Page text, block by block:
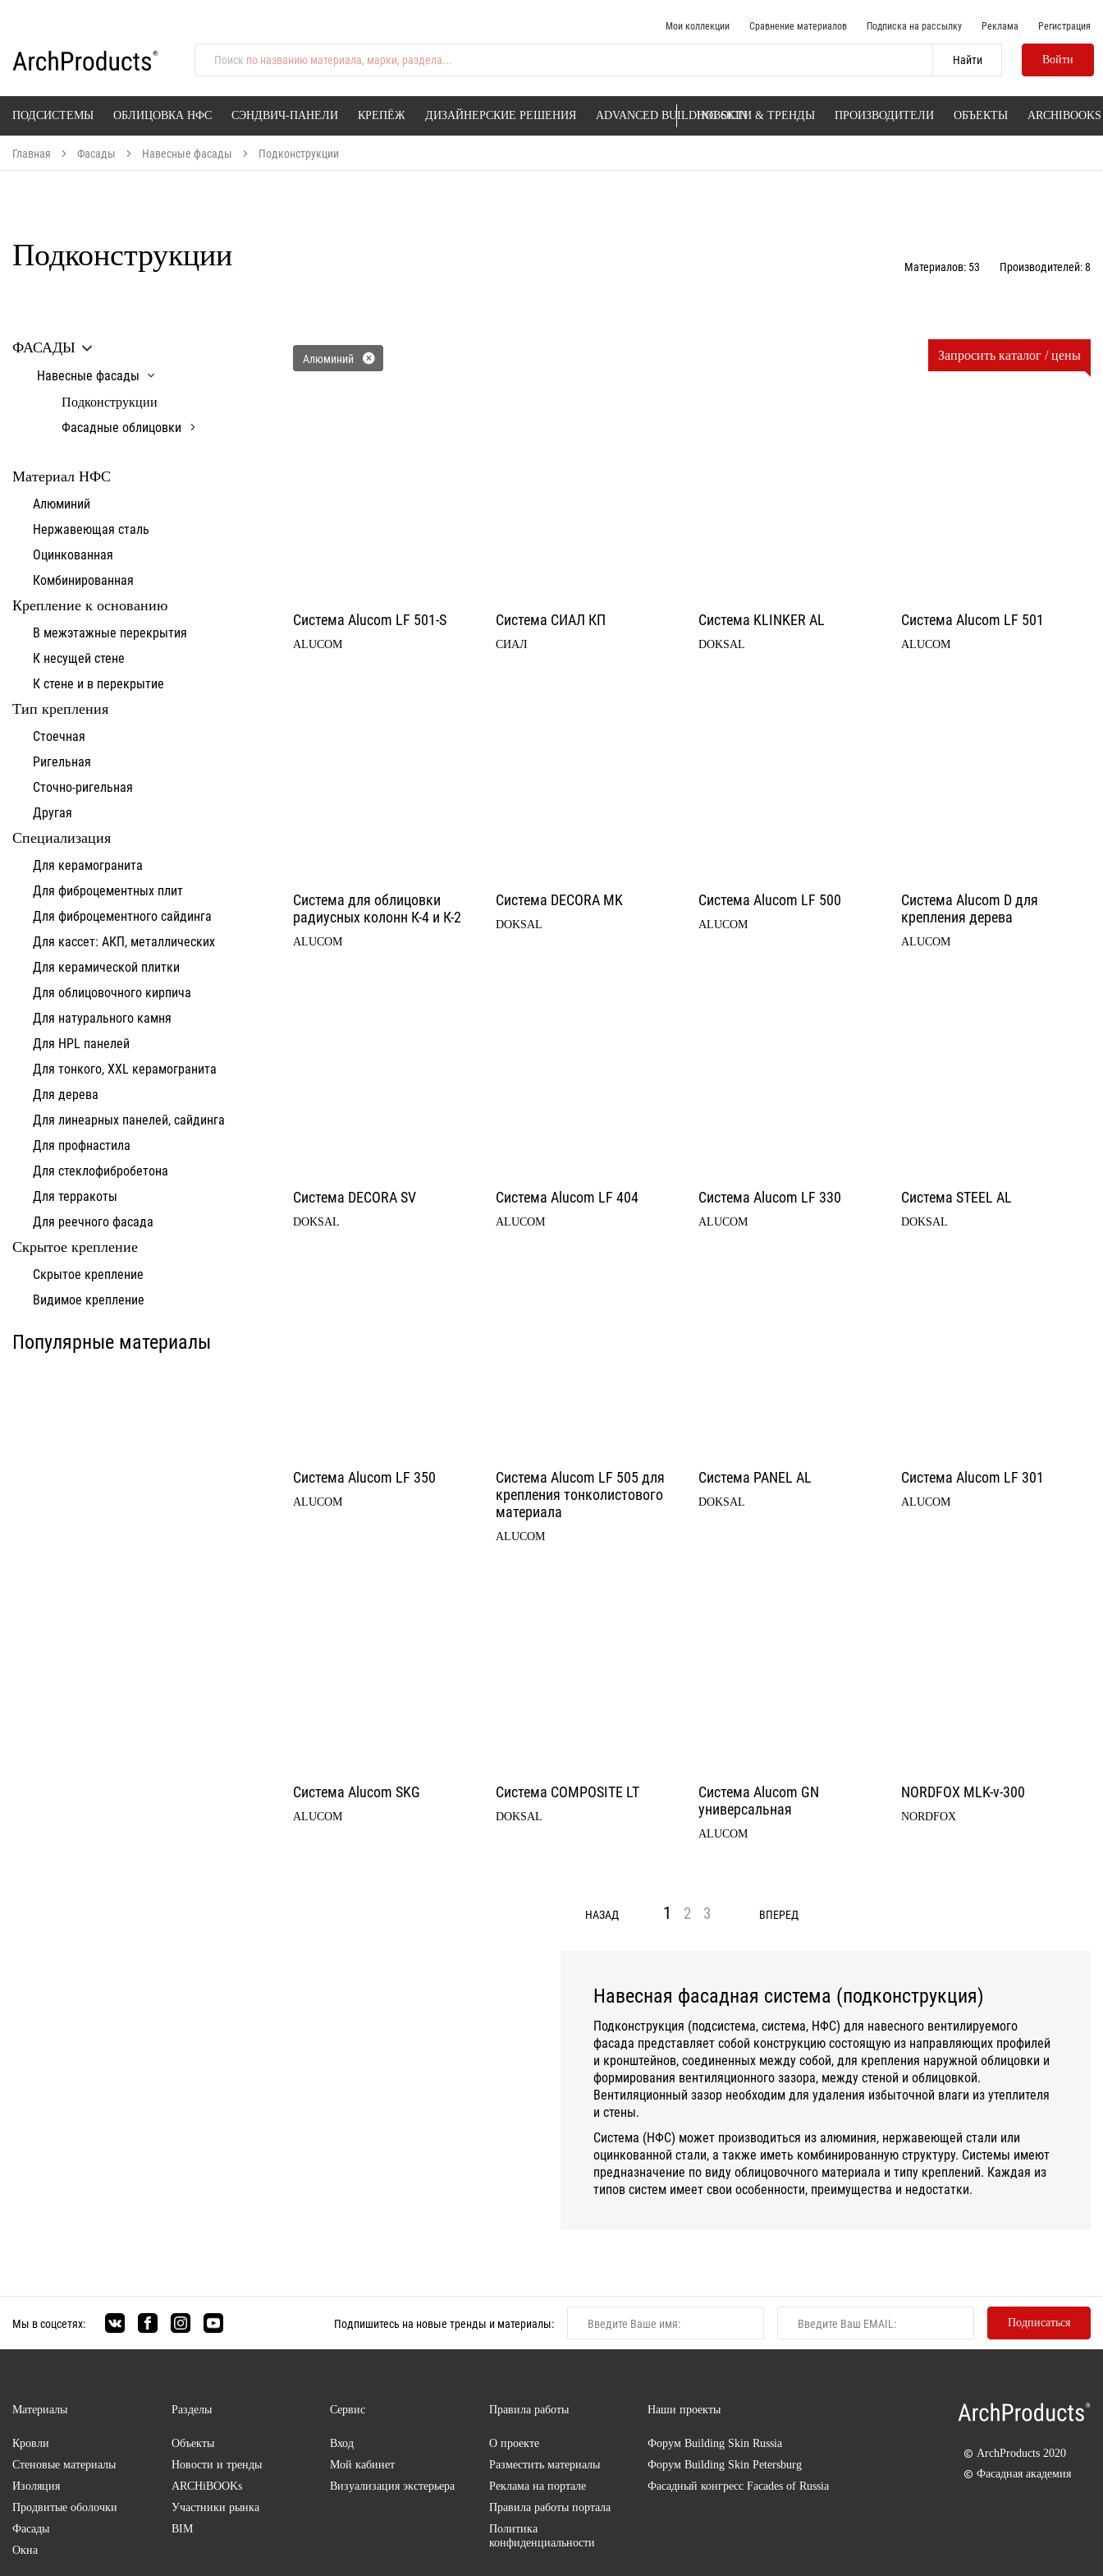
Мои коллекции Сравнение материалов Подписка на рассылку Реклама Регистрация
Поиск по названию материала, марки, раздела... Войти
ПОДСИСТЕМЫ ОБЛИЦОВКА НФС СЭНДВИЧ-ПАНЕЛИ КРЕПЁЖ ДИЗАЙНЕРСКИЕ РЕШЕНИЯ ADVANCED BUILDING SKINНОВОСТИ & ТРЕНДЫ ПРОИЗВОДИТЕЛИ ОБЪЕКТЫ ARCHIBOOKS
Главная Фасады Навесные фасады Подконструкции
Подконструкции Материалов: 53 Производителей: 8
ФАСАДЫ
Навесные фасады
Подконструкции
Фасадные облицовки
Материал НФС
Алюминий
Нержавеющая сталь
Оцинкованная
Комбинированная
Крепление к основанию
В межэтажные перекрытия
К несущей стене
К стене и в перекрытие
Тип крепления
Стоечная
Ригельная
Сточно-ригельная
Другая
Специализация
Для керамогранита
Для фиброцементных плит
Для фиброцементного сайдинга
Для кассет: АКП, металлических
Для керамической плитки
Для облицовочного кирпича
Для натурального камня
Для HPL панелей
Для тонкого, XXL керамогранита
Для дерева
Для линеарных панелей, сайдинга
Для профнастила
Для стеклофибробетона
Для терракоты
Для реечного фасада
Скрытое крепление
Скрытое крепление
Видимое крепление
Популярные материалы
Система для
облицовки
клинкерными
плитками «под
Альтернатива Альтернатива
Алюминий Запросить каталог / цены
Система Alucom LF 501-S
ALUCOM
Система СИАЛ КП
СИАЛ
Система KLINKER AL
DOKSAL
Система Alucom LF 501
ALUCOM
Система для облицовки
радиусных колонн К-4 и К-2
ALUCOM
Система DECORA MK
DOKSAL
Система Alucom LF 500
ALUCOM
Система Alucom D для
крепления дерева
ALUCOM
Система DECORA SV
DOKSAL
Система Alucom LF 404
ALUCOM
Система Alucom LF 330
ALUCOM
Система STEEL AL
DOKSAL
Система Alucom LF 350
ALUCOM
Система Alucom LF 505 для
крепления тонколистового
материала
ALUCOM
Система PANEL AL
DOKSAL
Система Alucom LF 301
ALUCOM
Система Alucom SKG
ALUCOM
Система COMPOSITE LT
DOKSAL
Система Alucom GN
универсальная
ALUCOM
NORDFOX MLK-v-300
NORDFOX
НАЗАД 1 2 3 ВПЕРЕД
Навесная фасадная система (подконструкция)
Подконструкция (подсистема, система, НФС) для навесного вентилируемого
фасада представляет собой конструкцию состоящую из направляющих профилей
и кронштейнов, соединенных между собой, для крепления наружной облицовки и
формирования вентиляционного зазора, между стеной и облицовкой.
Вентиляционный зазор необходим для удаления избыточной влаги из утеплителя
и стены.
Система (НФС) может производиться из алюминия, нержавеющей стали или
оцинкованной стали, а также иметь комбинированную структуру. Системы имеют
предназначение по виду облицовочного материала и типу креплений. Каждая из
типов систем имеет свои особенности, преимущества и недостатки.
Мы в соцсетях: Подпишитесь на новые тренды и материалы:
Материалы
Кровли
Стеновые материалы
Изоляция
Продвитые оболочки
Фасады
Окна
Разделы
Объекты
Новости и тренды
ARCHiBOOKs
Участники рынка
BIM
Сервис
Вход
Мой кабинет
Визуализация экстерьера
Правила работы
О проекте
Разместить материалы
Реклама на портале
Правила работы портала
Политика
конфиденциальности
Наши проекты
ФорумBuilding Skin Russia
ФорумBuilding Skin Petersburg
Фасадный конгрессFacades of Russia
ArchProducts 2020
Фасадная академия